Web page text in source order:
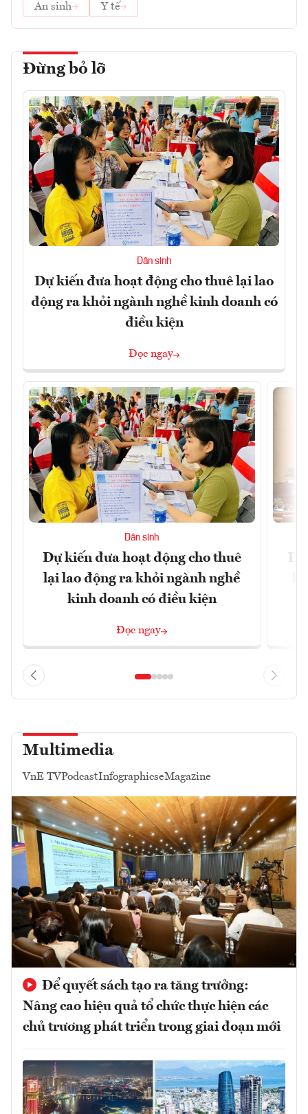
An sinh
Y tế
Đừng bỏ lỡ
Dân sinh
Dự kiến đưa hoạt động cho thuê lại lao
động ra khỏi ngành nghề kinh doanh có
điều kiện
Đọc ngay
Dân sinh
Dự kiến đưa hoạt động cho thuê
lại lao động ra khỏi ngành nghề
kinh doanh có điều kiện
Đọc ngay
Đề
Multimedia
VnE TVPodcastInfographicseMagazine
Để quyết sách tạo ra tăng trưởng:
Nâng cao hiệu quả tổ chức thực hiện các
chủ trương phát triển trong giai đoạn mới